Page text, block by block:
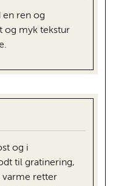
en ren og
og myk tekstur
og i
til gratinering,
varme retter